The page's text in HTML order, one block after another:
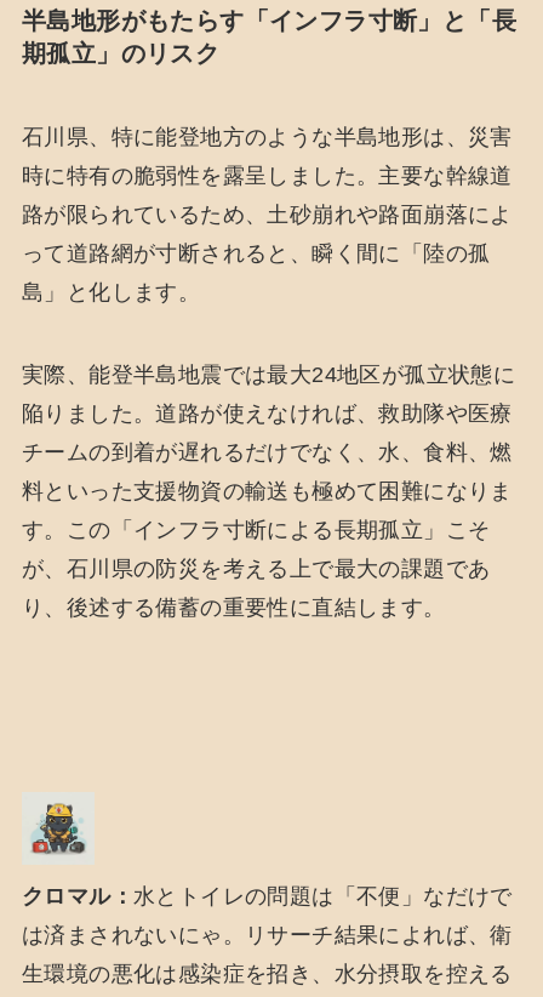
半島地形がもたらす「インフラ寸断」と「長
期孤立」のリスク
石川県、特に能登地方のような半島地形は、災害
時に特有の脆弱性を露呈しました。主要な幹線道
路が限られているため、土砂崩れや路面崩落によ
って道路網が寸断されると、瞬く間に「陸の孤
島」と化します。
実際、能登半島地震では最大24地区が孤立状態に
陥りました。道路が使えなければ、救助隊や医療
チームの到着が遅れるだけでなく、水、食料、燃
料といった支援物資の輸送も極めて困難になりま
す。この「インフラ寸断による長期孤立」こそ
が、石川県の防災を考える上で最大の課題であ
り、後述する備蓄の重要性に直結します。
クロマル： 水とトイレの問題は「不便」なだけで
は済まされないにゃ。リサーチ結果によれば、衛
生環境の悪化は感染症を招き、水分摂取を控える